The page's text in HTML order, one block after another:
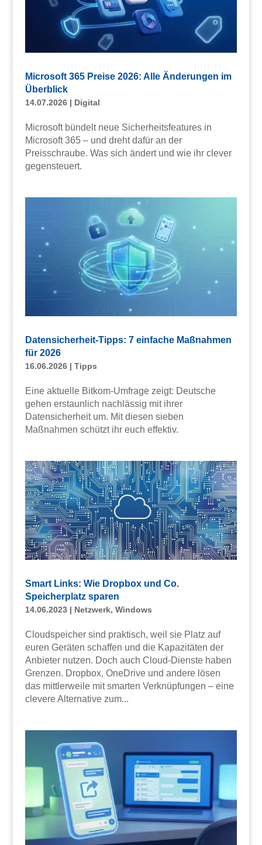
Microsoft 365 Preise 2026: Alle Änderungen im
Überblick
14.07.2026| Digital
Microsoft bündelt neue Sicherheitsfeatures in
Microsoft 365 – und dreht dafür an der
Preisschraube. Was sich ändert und wie ihr clever
gegensteuert.
Datensicherheit-Tipps: 7 einfache Maßnahmen
für 2026
16.06.2026| Tipps
Eine aktuelle Bitkom-Umfrage zeigt: Deutsche
gehen erstaunlich nachlässig mit ihrer
Datensicherheit um. Mit diesen sieben
Maßnahmen schützt ihr euch effektiv.
Smart Links: Wie Dropbox und Co.
Speicherplatz sparen
14.06.2023| Netzwerk, Windows
Cloudspeicher sind praktisch, weil sie Platz auf
euren Geräten schaffen und die Kapazitäten der
Anbieter nutzen. Doch auch Cloud-Dienste haben
Grenzen. Dropbox, OneDrive und andere lösen
das mittlerweile mit smarten Verknüpfungen – eine
clevere Alternative zum...